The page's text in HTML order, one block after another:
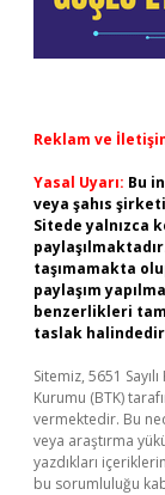
Reklam ve
Yasal Uyarı: Bu
veya şahıs
Sitede yalnızca
taşımamakta
paylaşım
benzerlikleri
taslak
Sitemiz, 5651
Kurumu (BTK)
vermektedir. Bu
veya araştırma
yazdıkları
bu sorumluluğu